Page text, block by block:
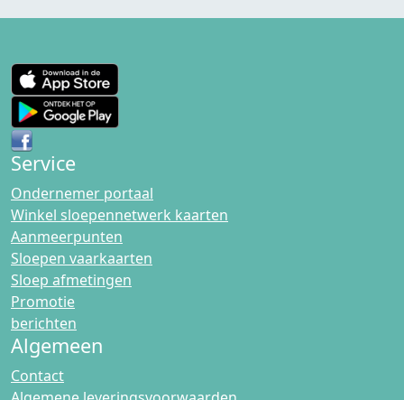
Service
Ondernemer portaal
Winkel sloepennetwerk kaarten
Aanmeerpunten
Sloepen vaarkaarten
Sloep afmetingen
Promotie
berichten
Algemeen
Contact